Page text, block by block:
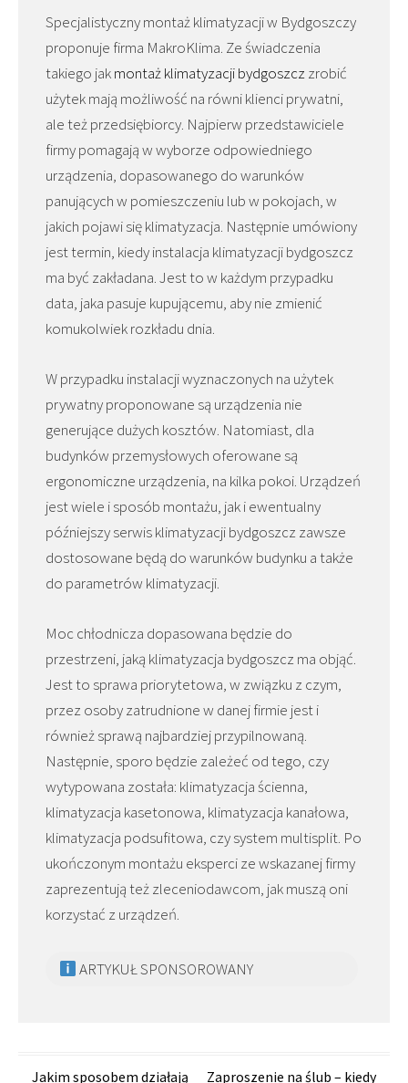
Specjalistyczny montaż klimatyzacji w Bydgoszczy
proponuje firma MakroKlima. Ze świadczenia
takiego jakmontaż klimatyzacji bydgoszczzrobić
użytek mają możliwość na równi klienci prywatni,
ale też przedsiębiorcy. Najpierw przedstawiciele
firmy pomagają w wyborze odpowiedniego
urządzenia, dopasowanego do warunków
panujących w pomieszczeniu lub w pokojach, w
jakich pojawi się klimatyzacja. Następnie umówiony
jest termin, kiedy instalacja klimatyzacji bydgoszcz
ma być zakładana. Jest to w każdym przypadku
data, jaka pasuje kupującemu, aby nie zmienić
komukolwiek rozkładu dnia.
W przypadku instalacji wyznaczonych na użytek
prywatny proponowane są urządzenia nie
generujące dużych kosztów. Natomiast, dla
budynków przemysłowych oferowane są
ergonomiczne urządzenia, na kilka pokoi. Urządzeń
jest wiele i sposób montażu, jak i ewentualny
późniejszy serwis klimatyzacji bydgoszcz zawsze
dostosowane będą do warunków budynku a także
do parametrów klimatyzacji.
Moc chłodnicza dopasowana będzie do
przestrzeni, jaką klimatyzacja bydgoszcz ma objąć.
Jest to sprawa priorytetowa, w związku z czym,
przez osoby zatrudnione w danej firmie jest i
również sprawą najbardziej przypilnowaną.
Następnie, sporo będzie zależeć od tego, czy
wytypowana została: klimatyzacja ścienna,
klimatyzacja kasetonowa, klimatyzacja kanałowa,
klimatyzacja podsufitowa, czy system multisplit. Po
ukończonym montażu eksperci ze wskazanej firmy
zaprezentują też zleceniodawcom, jak muszą oni
korzystać z urządzeń.
ARTYKUŁ SPONSOROWANY
Jakim sposobem działają
Zaproszenie na ślub – kiedy